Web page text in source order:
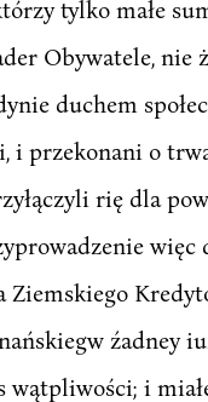
tylko małe
Obywatele, nie
duchem
i przekonani o
rię dla
więc
Ziemskiego
źadney
wątpliwości; i